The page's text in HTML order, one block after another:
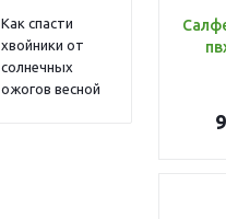
Как спасти
хвойники от
солнечных
ожогов весной